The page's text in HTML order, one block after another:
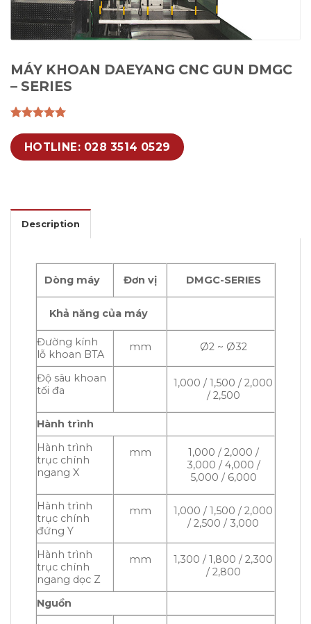
MÁY KHOAN DAEYANG CNC GUN DMGC
– SERIES
HOTLINE: 028 3514 0529
Description
Dòng máy Đơn vị DMGC-SERIES
Khả năng của máy
Đường kính
lỗ khoan BTA
mm Ø2 ~ Ø32
Độ sâu khoan
tối đa
1,000 / 1,500 / 2,000
/ 2,500
Hành trình
Hành trình
trục chính
ngang X
mm
1,000 / 2,000 /
3,000 / 4,000 /
5,000 / 6,000
Hành trình
trục chính
đứng Y
mm
1,000 / 1,500 / 2,000
/ 2,500 / 3,000
Hành trình
trục chính
ngang dọc Z
mm
1,300 / 1,800 / 2,300
/ 2,800
Nguồn